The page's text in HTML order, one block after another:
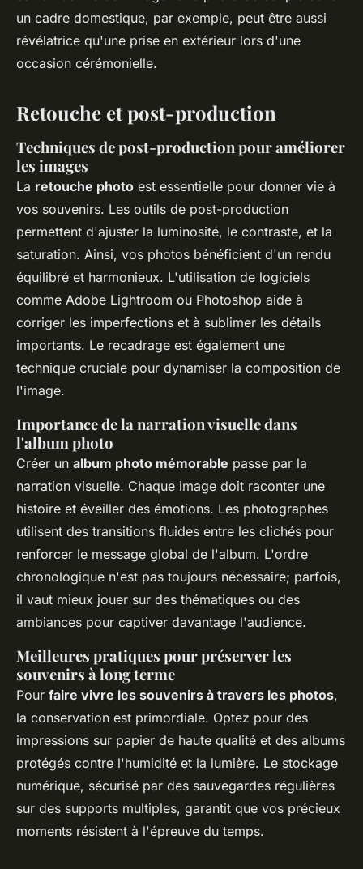
un cadre domestique, par exemple, peut être aussi
révélatrice qu'une prise en extérieur lors d'une
occasion cérémonielle.
Retouche et post-production
Techniques de post-production pour améliorer
les images
La retouche photo est essentielle pour donner vie à
vos souvenirs. Les outils de post-production
permettent d'ajuster la luminosité, le contraste, et la
saturation. Ainsi, vos photos bénéficient d'un rendu
équilibré et harmonieux. L'utilisation de logiciels
comme Adobe Lightroom ou Photoshop aide à
corriger les imperfections et à sublimer les détails
importants. Le recadrage est également une
technique cruciale pour dynamiser la composition de
l'image.
Importance de la narration visuelle dans
l'album photo
Créer un album photo mémorable passe par la
narration visuelle. Chaque image doit raconter une
histoire et éveiller des émotions. Les photographes
utilisent des transitions fluides entre les clichés pour
renforcer le message global de l'album. L'ordre
chronologique n'est pas toujours nécessaire; parfois,
il vaut mieux jouer sur des thématiques ou des
ambiances pour captiver davantage l'audience.
Meilleures pratiques pour préserver les
souvenirs à long terme
Pour faire vivre les souvenirs à travers les photos,
la conservation est primordiale. Optez pour des
impressions sur papier de haute qualité et des albums
protégés contre l'humidité et la lumière. Le stockage
numérique, sécurisé par des sauvegardes régulières
sur des supports multiples, garantit que vos précieux
moments résistent à l'épreuve du temps.